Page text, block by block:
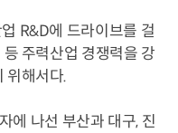
R&D에 드라이브를 걸
주력산업 경쟁력을 강
위해서다.
에 나선 부산과 대구, 진